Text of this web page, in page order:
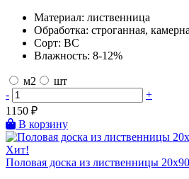
Материал: лиственница
Обработка: строганная,
Сорт: BC
Влажность: 8-12%
м2
шт
-
+
1150 ₽
В корзину
Хит!
Половая доска из лиственницы